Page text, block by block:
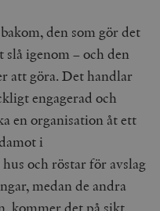
den som gör det
igenom – och den
att göra. Det handlar
engagerad och
en organisation åt ett
i
och röstar för avslag
medan de andra